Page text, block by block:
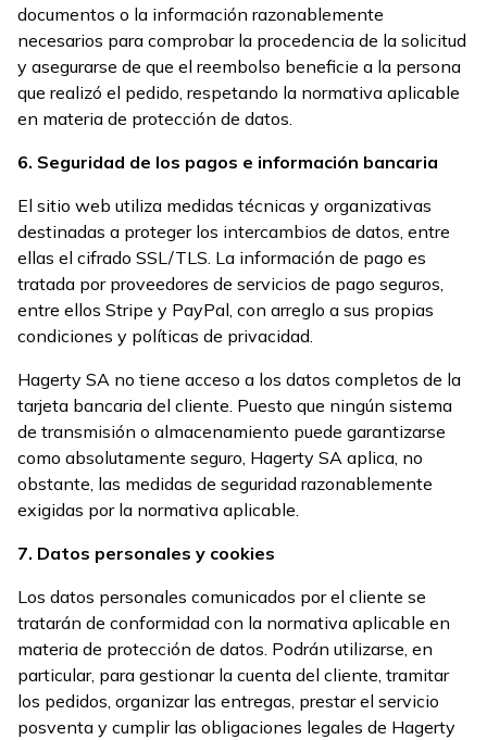
documentos o la información razonablemente
necesarios para comprobar la procedencia de la solicitud
y asegurarse de que el reembolso beneficie a la persona
que realizó el pedido, respetando la normativa aplicable
en materia de protección de datos.
6. Seguridad de los pagos e información bancaria
El sitio web utiliza medidas técnicas y organizativas
destinadas a proteger los intercambios de datos, entre
ellas el cifrado SSL/TLS. La información de pago es
tratada por proveedores de servicios de pago seguros,
entre ellos Stripe y PayPal, con arreglo a sus propias
condiciones y políticas de privacidad.
Hagerty SA no tiene acceso a los datos completos de la
tarjeta bancaria del cliente. Puesto que ningún sistema
de transmisión o almacenamiento puede garantizarse
como absolutamente seguro, Hagerty SA aplica, no
obstante, las medidas de seguridad razonablemente
exigidas por la normativa aplicable.
7. Datos personales y cookies
Los datos personales comunicados por el cliente se
tratarán de conformidad con la normativa aplicable en
materia de protección de datos. Podrán utilizarse, en
particular, para gestionar la cuenta del cliente, tramitar
los pedidos, organizar las entregas, prestar el servicio
posventa y cumplir las obligaciones legales de Hagerty